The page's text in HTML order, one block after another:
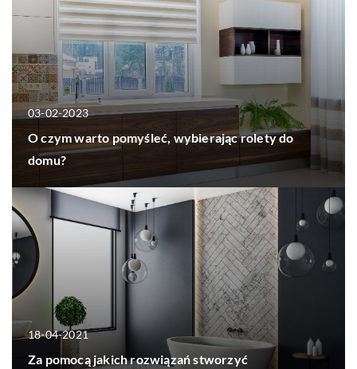
03-02-2023
O czym warto pomyśleć, wybierając rolety do
domu?
18-04-2021
Za pomocą jakich rozwiązań stworzyć